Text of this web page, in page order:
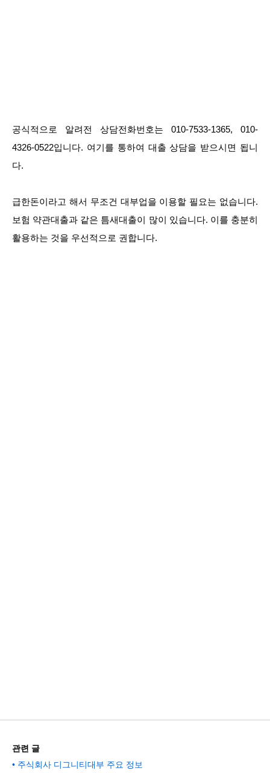
공식적으로 알려전 상담전화번호는 010-7533-1365, 010-
4326-0522입니다. 여기를 통하여 대출 상담을 받으시면 됩니
다.
급한돈이라고 해서 무조건 대부업을 이용할 필요는 없습니다.
보험 약관대출과 같은 틈새대출이 많이 있습니다. 이를 충분히
활용하는 것을 우선적으로 권합니다.
관련 글
주식회사 디그니티대부 주요 정보